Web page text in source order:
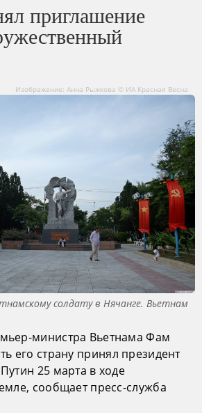
приглашение
Изображение: Анна Рыжкова © ИА Красная Весна
солдату в Нячанге. Вьетнам
министра Вьетнама Фам
его страну принял президент
25 марта в ходе
сообщает пресс-служба